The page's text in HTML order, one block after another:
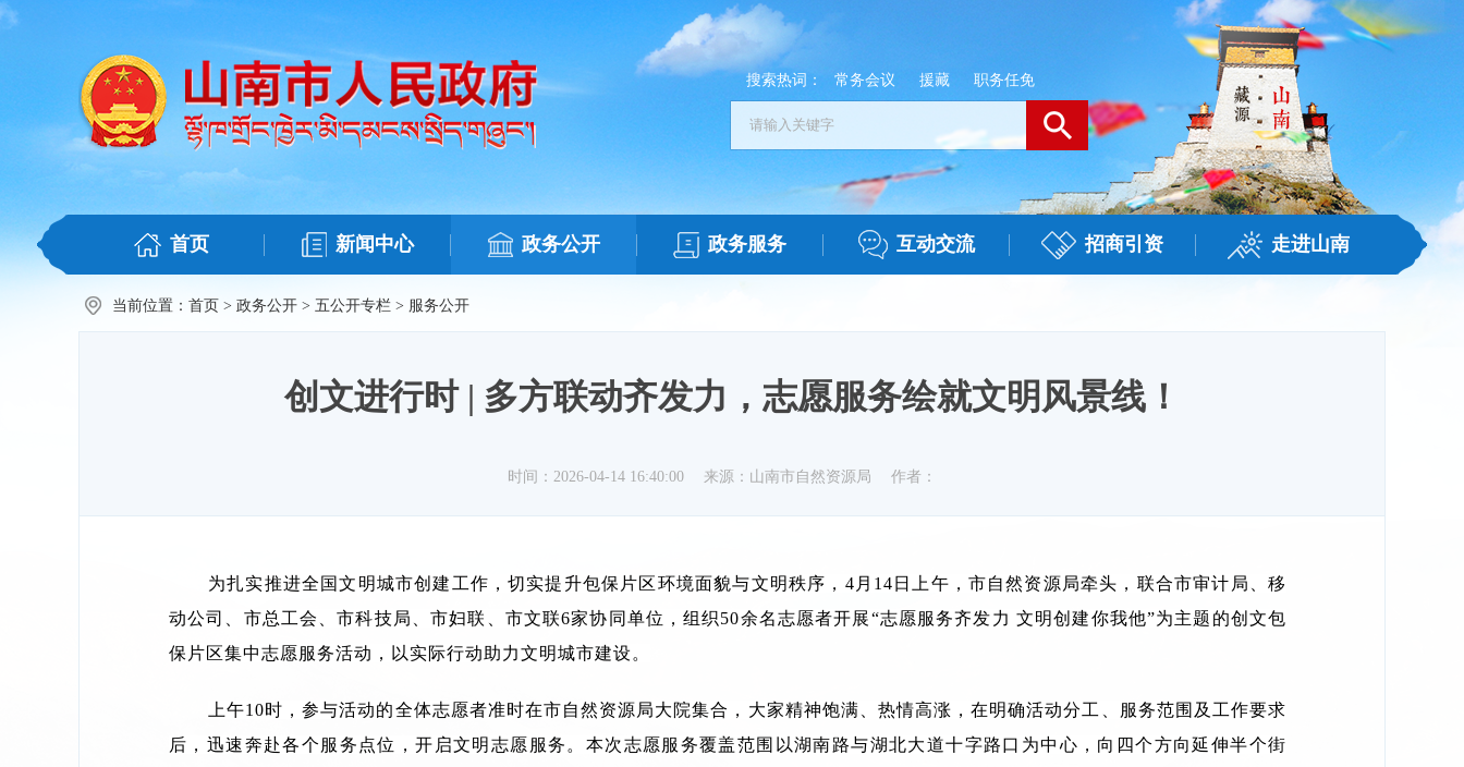
搜索热词： 常务会议 援藏 职务任免
首页 新闻中心 政务公开 政务服务 互动交流 招商引资 走进山南
当前位置： 首页 > 政务公开 > 五公开专栏 > 服务公开
创文进行时 | 多方联动齐发力，志愿服务绘就文明风景线！
时间：2026-04-14 16:40:00 来源：山南市自然资源局 作者：
为扎实推进全国文明城市创建工作，切实提升包保片区环境面貌与文明秩序，4月14日上午，市自然资源局牵头，联合市审计局、移
动公司、市总工会、市科技局、市妇联、市文联6家协同单位，组织50余名志愿者开展“志愿服务齐发力 文明创建你我他”为主题的创文包
保片区集中志愿服务活动，以实际行动助力文明城市建设。
上午10时，参与活动的全体志愿者准时在市自然资源局大院集合，大家精神饱满、热情高涨，在明确活动分工、服务范围及工作要求
后，迅速奔赴各个服务点位，开启文明志愿服务。本次志愿服务覆盖范围以湖南路与湖北大道十字路口为中心，向四个方向延伸半个街